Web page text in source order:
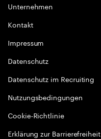
Unternehmen
Kontakt
Impressum
Datenschutz
Datenschutz im Recruiting
Nutzungsbedingungen
Cookie-Richtlinie
Erklärung zur Barrierefreiheit